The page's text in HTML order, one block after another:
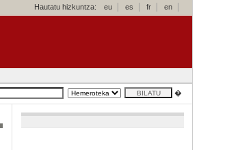
Hautatu hizkuntza: eu es fr en
�